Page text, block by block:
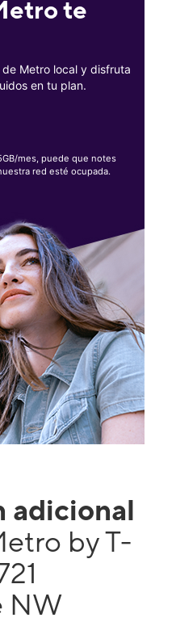
te
Metro local y disfruta
en tu plan.
mes, puede que notes
red esté ocupada.
adicional
by T-
NW